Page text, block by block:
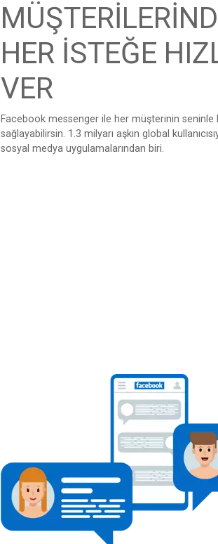
HER İSTEĞE
VER
Facebook messenger ile her müşterinin seninle
sağlayabilirsin. 1.3 milyarı aşkın global
sosyal medya uygulamalarından biri.